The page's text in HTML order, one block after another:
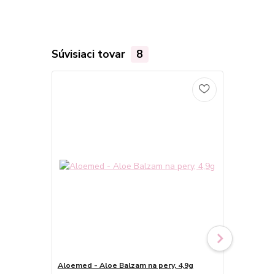
Súvisiaci tovar 8
Aloemed - Aloe Balzam na pery, 4,9g